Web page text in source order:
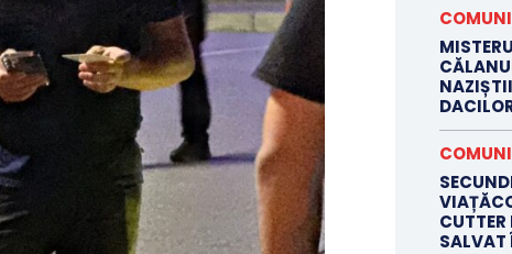
CUTTER
SALVAT